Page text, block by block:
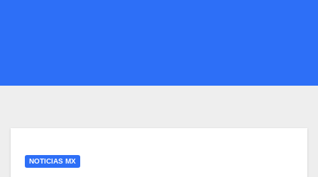
NOTICIAS MX